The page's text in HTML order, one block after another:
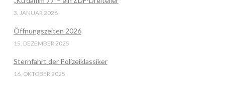
3. JANUAR 2026
Öffnungszeiten 2026
15. DEZEMBER 2025
Sternfahrt der Polizeiklassiker
16. OKTOBER 2025